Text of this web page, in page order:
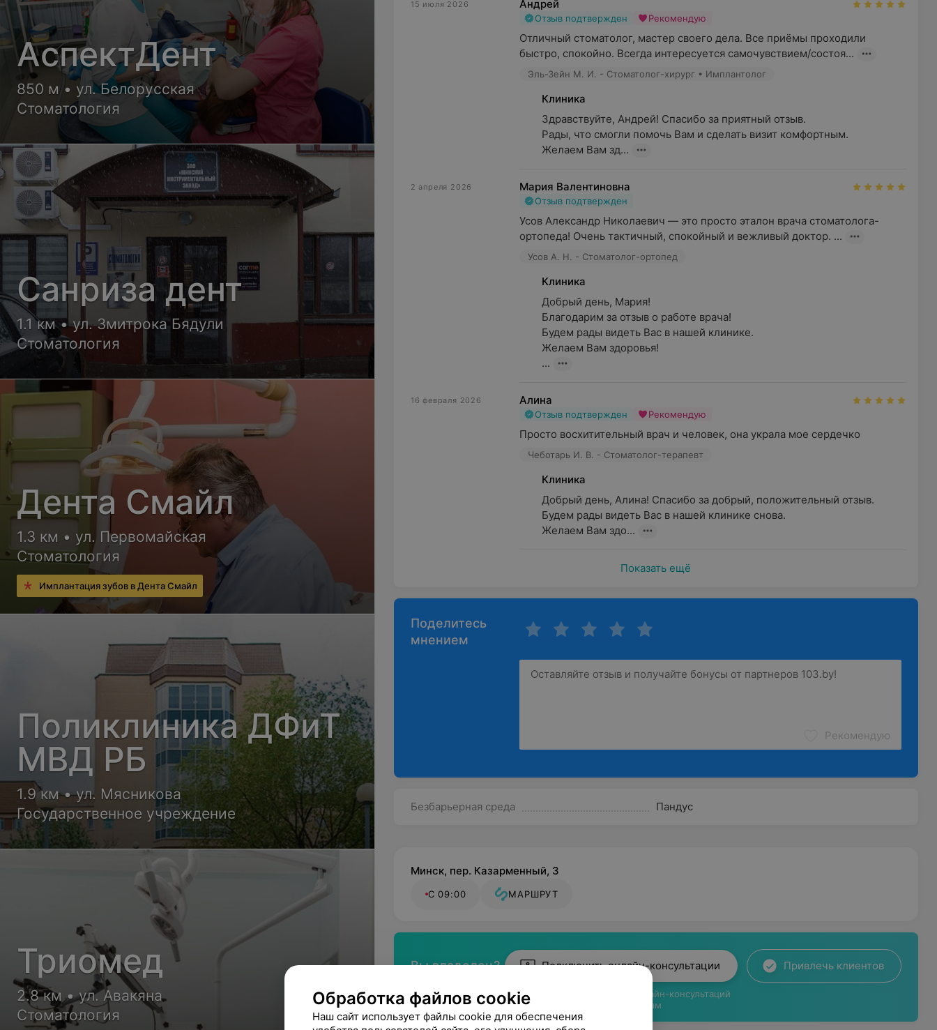
15 июля 2026 Андрей
Отзыв подтвержден Рекомендую
Отличный стоматолог, мастер своего дела. Все приёмы проходили
быстро, спокойно. Всегда интересуется самочувствием/состоя...
Эль-Зейн М. И. - Стоматолог-хирург • Имплантолог
Клиника
Здравствуйте, Андрей! Спасибо за приятный отзыв.
Рады, что смогли помочь Вам и сделать визит комфортным.
Желаем Вам зд...
2 апреля 2026 Мария Валентиновна
Отзыв подтвержден
Усов Александр Николаевич — это просто эталон врача стоматолога-
ортопеда! Очень тактичный, спокойный и вежливый доктор. ...
Усов А. Н. - Стоматолог-ортопед
Клиника
Добрый день, Мария!
Благодарим за отзыв о работе врача!
Будем рады видеть Вас в нашей клинике.
Желаем Вам здоровья!
...
16 февраля 2026 Алина
Отзыв подтвержден Рекомендую
Просто восхитительный врач и человек, она украла мое сердечко
Чеботарь И. В. - Стоматолог-терапевт
Клиника
Добрый день, Алина! Спасибо за добрый, положительный отзыв.
Будем рады видеть Вас в нашей клинике снова.
Желаем Вам здо...
Показать ещё
Поделитесь
мнением
Рекомендую
Безбарьерная среда Пандус
Минск, пер. Казарменный, 3
С 09:00 МАРШРУТ
Вы владелец? Подключить онлайн-консультации
Начните оказывать услуги онлайн-консультаций
вашим пациентам
Привлечь клиентов
АспектДент
850 м • ул. Белорусская
Стоматология
Санриза дент
1.1 км • ул. Змитрока Бядули
Стоматология
Дента Смайл
1.3 км • ул. Первомайская
Стоматология
Имплантация зубов в Дента Смайл
Поликлиника ДФиТ
МВД РБ
1.9 км • ул. Мясникова
Государственное учреждение
Триомед
2.8 км • ул. Авакяна
Стоматология
Обработка файлов cookie
Наш сайт использует файлы cookie для обеспечения